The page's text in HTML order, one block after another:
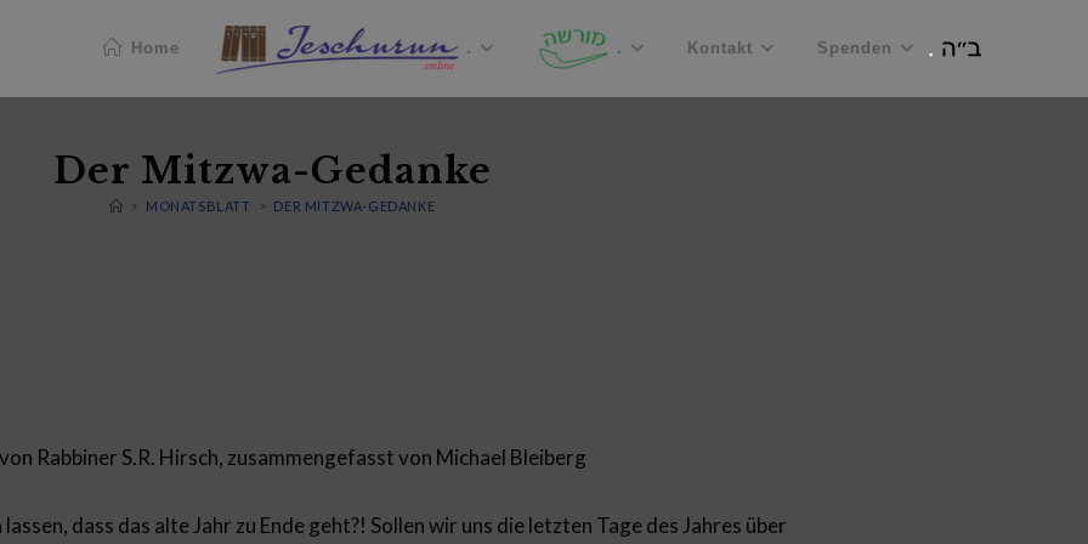
Home . . Kontakt Spenden
Der Mitzwa-Gedanke
> MONATSBLATT > DER MITZWA-GEDANKE
Rabbiner S.R. Hirsch, zusammengefasst von Michael Bleiberg
dass das alte Jahr zu Ende geht?! Sollen wir uns die letzten Tage des Jahres über